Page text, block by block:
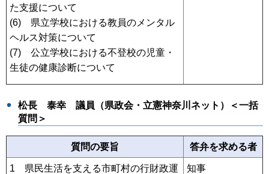
た支援について
(6) 県立学校における教員のメンタル
ヘルス対策について
(7) 公立学校における不登校の児童・
生徒の健康診断について
松長 泰幸 議員（県政会・立憲神奈川ネット）
＜一括
質問＞
質問の要旨 答弁を求める者
1 県民生活を支える市町村の行財政運
知事